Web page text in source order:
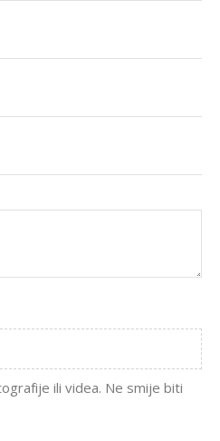
ili videa. Ne smije biti